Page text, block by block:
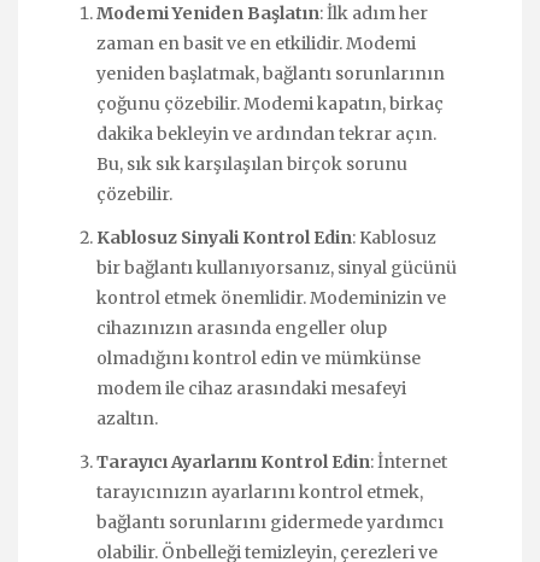
Modemi Yeniden Başlatın: İlk adım her
zaman en basit ve en etkilidir. Modemi
yeniden başlatmak, bağlantı sorunlarının
çoğunu çözebilir. Modemi kapatın, birkaç
dakika bekleyin ve ardından tekrar açın.
Bu, sık sık karşılaşılan birçok sorunu
çözebilir.
Kablosuz Sinyali Kontrol Edin: Kablosuz
bir bağlantı kullanıyorsanız, sinyal gücünü
kontrol etmek önemlidir. Modeminizin ve
cihazınızın arasında engeller olup
olmadığını kontrol edin ve mümkünse
modem ile cihaz arasındaki mesafeyi
azaltın.
Tarayıcı Ayarlarını Kontrol Edin: İnternet
tarayıcınızın ayarlarını kontrol etmek,
bağlantı sorunlarını gidermede yardımcı
olabilir. Önbelleği temizleyin, çerezleri ve